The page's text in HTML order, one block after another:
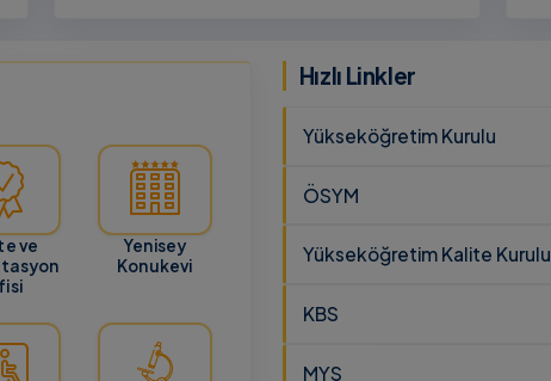
ve
ve
Yenisey
Konukevi
Hızlı Linkler
Yükseköğretim Kurulu
ÖSYM
Yükseköğretim Kalite Kurulu
KBS
MYS